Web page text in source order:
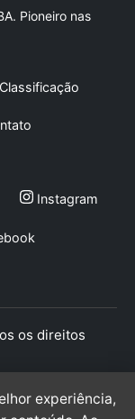
Pioneiro nas
Classificação
Instagram
os direitos
experiência,